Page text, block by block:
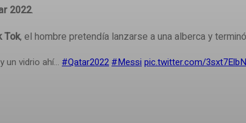
2022.
Tok, el hombre pretendía lanzarse a una alberca y
un vidrio ahí… #Qatar2022#Messi pic.twitter.com/